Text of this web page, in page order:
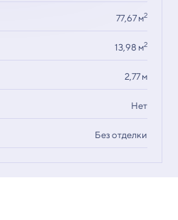
77,67 м2
13,98 м2
2,77 м
Нет
Без отделки